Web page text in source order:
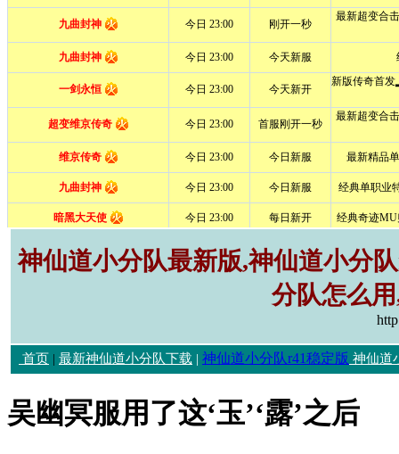
神仙道小分队最新版,神仙道小分
分队怎么
首页 | 最新神仙道小分队下载 | 神仙道小分队r41稳定版 神仙道
吴幽冥服用了这‘玉’‘露’之后